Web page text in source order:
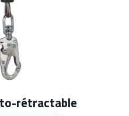
rétractable